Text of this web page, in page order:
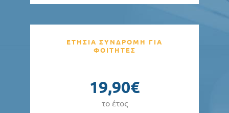
ΕΤΗΣΙΑ ΣΥΝΔΡΟΜΗ ΓΙΑ
ΦΟΙΤΗΤΕΣ
19,90€
το έτος